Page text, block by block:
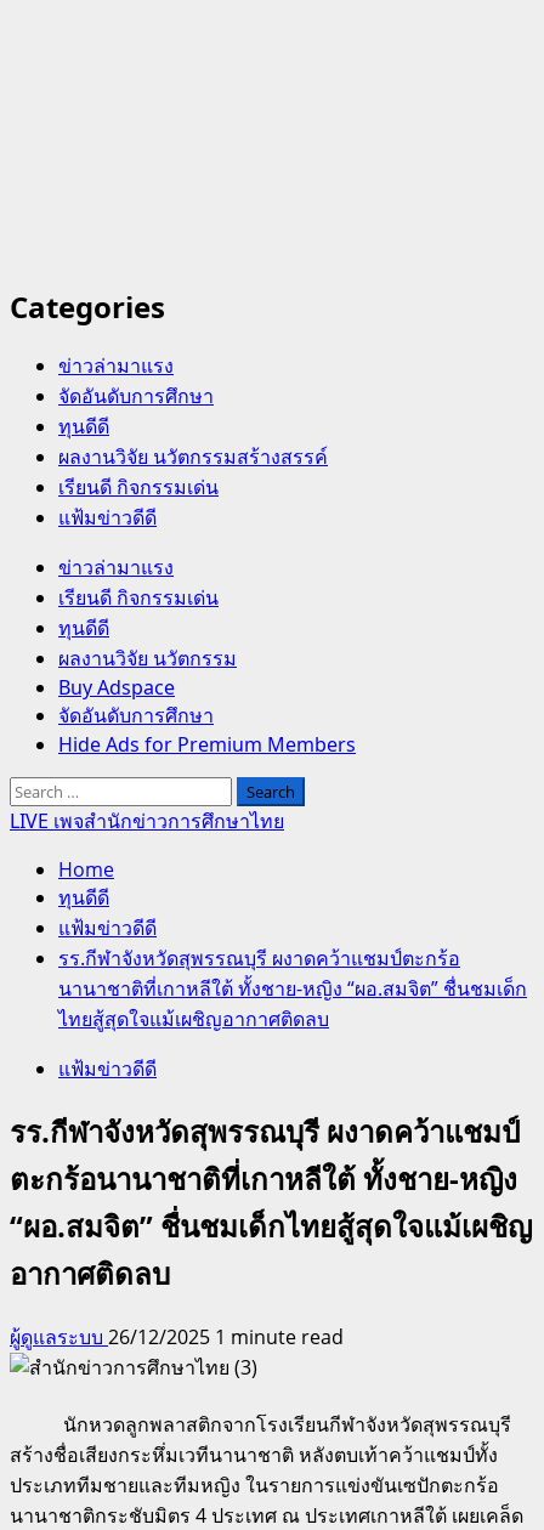
Categories
ข่าวล่ามาแรง
จัดอันดับการศึกษา
ทุนดีดี
ผลงานวิจัย นวัตกรรมสร้างสรรค์
เรียนดี กิจกรรมเด่น
แฟ้มข่าวดีดี
Primary
Menu
ข่าวล่ามาแรง
เรียนดี กิจกรรมเด่น
ทุนดีดี
ผลงานวิจัย นวัตกรรม
Buy Adspace
จัดอันดับการศึกษา
Hide Ads for Premium Members
Search
for:
LIVE เพจสำนักข่าวการศึกษาไทย
Home
ทุนดีดี
แฟ้มข่าวดีดี
รร.กีฬาจังหวัดสุพรรณบุรี ผงาดคว้าแชมป์ตะกร้อ
นานาชาติที่เกาหลีใต้ ทั้งชาย-หญิง “ผอ.สมจิต” ชื่นชมเด็ก
ไทยสู้สุดใจแม้เผชิญอากาศติดลบ
แฟ้มข่าวดีดี
รร.กีฬาจังหวัดสุพรรณบุรี ผงาดคว้าแชมป์
ตะกร้อนานาชาติที่เกาหลีใต้ ทั้งชาย-หญิง
“ผอ.สมจิต” ชื่นชมเด็กไทยสู้สุดใจแม้เผชิญ
อากาศติดลบ
ผู้ดูแลระบบ 26/12/2025 1 minute read
นักหวดลูกพลาสติกจากโรงเรียนกีฬาจังหวัดสุพรรณบุรี
สร้างชื่อเสียงกระหึ่มเวทีนานาชาติ หลังตบเท้าคว้าแชมป์ทั้ง
ประเภททีมชายและทีมหญิง ในรายการแข่งขันเซปักตะกร้อ
นานาชาติกระชับมิตร 4 ประเทศ ณ ประเทศเกาหลีใต้ เผยเคล็ด